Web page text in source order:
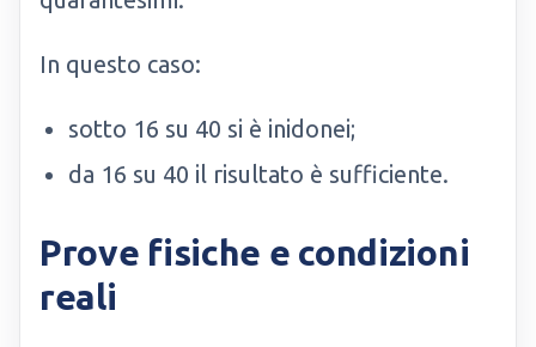
In questo caso:
sotto 16 su 40 si è inidonei;
da 16 su 40 il risultato è sufficiente.
Prove fisiche e condizioni
reali